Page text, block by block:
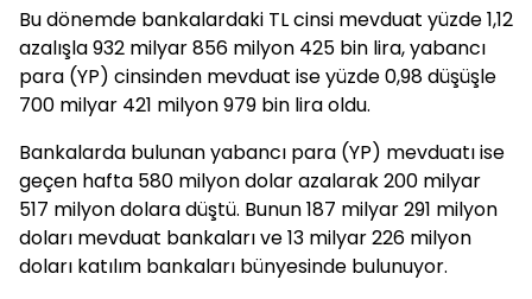
Bu dönemde bankalardaki TL cinsi mevduat yüzde 1,12
azalışla 932 milyar 856 milyon 425 bin lira, yabancı
para (YP) cinsinden mevduat ise yüzde 0,98 düşüşle
700 milyar 421 milyon 979 bin lira oldu.
Bankalarda bulunan yabancı para (YP) mevduatı ise
geçen hafta 580 milyon dolar azalarak 200 milyar
517 milyon dolara düştü. Bunun 187 milyar 291 milyon
doları mevduat bankaları ve 13 milyar 226 milyon
doları katılım bankaları bünyesinde bulunuyor.